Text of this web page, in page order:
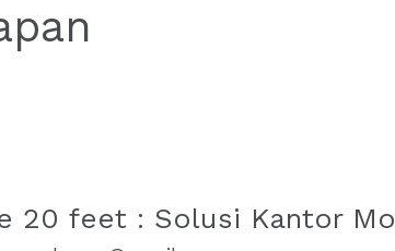
20 feet : Solusi Kantor